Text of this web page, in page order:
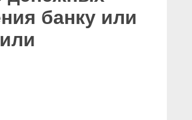
банку или